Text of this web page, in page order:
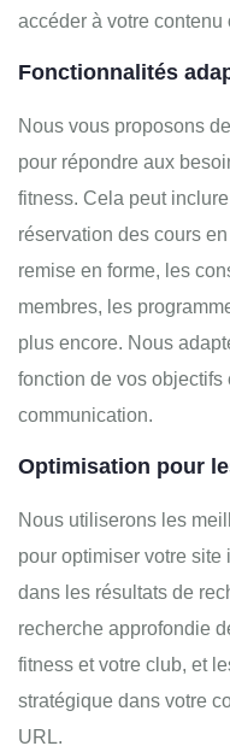
accéder à votre contenu
Fonctionnalités
Nous vous proposons
pour répondre aux
fitness. Cela peut
réservation des cours
remise en forme, les
membres, les
plus encore. Nous
fonction de vos objectifs
communication.
Optimisation pour
Nous utiliserons les
pour optimiser votre
dans les résultats de
recherche approfondie
fitness et votre club, et
stratégique dans votre
URL.